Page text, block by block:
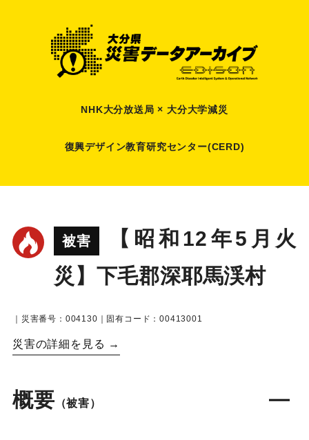
NHK大分放送局 × 大分大学減災
復興デザイン教育研究センター(CERD)
被害
【昭和12年5月火
災】下毛郡深耶馬渓村
｜災害番号：004130｜固有コード：00413001
災害の詳細を見る →
概要 （被害）